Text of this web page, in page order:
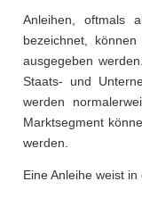
Anleihen, oftmals
bezeichnet,
ausgegeben
Staats- und
werden
Marktsegment
werden.
Eine Anleihe weist